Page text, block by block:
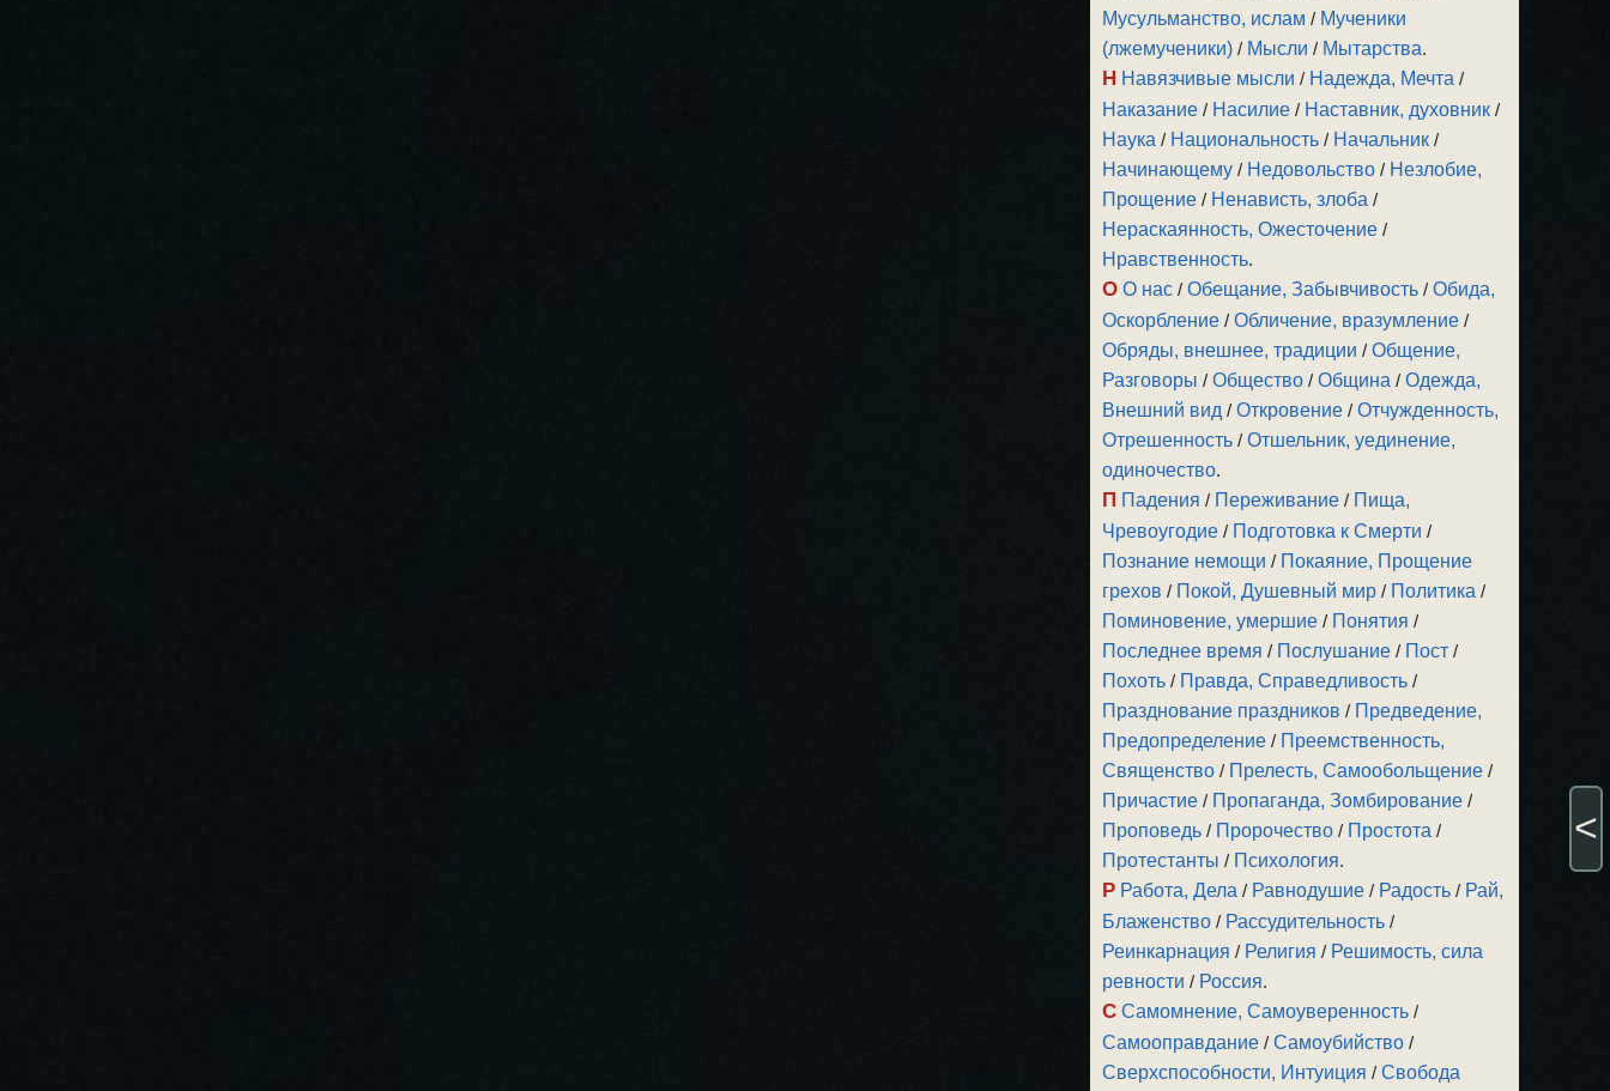
Мусульманство, ислам / Мученики
(лжемученики) / Мысли / Мытарства.
Н Навязчивые мысли / Надежда, Мечта /
Наказание / Насилие / Наставник, духовник /
Наука / Национальность / Начальник /
Начинающему / Недовольство / Незлобие,
Прощение / Ненависть, злоба /
Нераскаянность, Ожесточение /
Нравственность.
О О нас /Обещание, Забывчивость /Обида,
Оскорбление /Обличение, вразумление /
Обряды, внешнее, традиции /Общение,
Разговоры /Общество /Община /Одежда,
Внешний вид /Откровение /Отчужденность,
Отрешенность /Отшельник, уединение,
одиночество.
П Падения / Переживание / Пища,
Чревоугодие / Подготовка к Смерти /
Познание немощи / Покаяние, Прощение
грехов / Покой, Душевный мир / Политика /
Поминовение, умершие / Понятия /
Последнее время / Послушание / Пост /
Похоть / Правда, Справедливость /
Празднование праздников / Предведение,
Предопределение / Преемственность,
Священство / Прелесть, Самообольщение /
Причастие / Пропаганда, Зомбирование /
Проповедь / Пророчество / Простота /
Протестанты / Психология.
Р Работа, Дела / Равнодушие / Радость / Рай,
Блаженство / Рассудительность /
Реинкарнация / Религия / Решимость, сила
ревности / Россия.
С Самомнение, Самоуверенность /
Самооправдание /Самоубийство /
Сверхспособности, Интуиция /Свобода
<